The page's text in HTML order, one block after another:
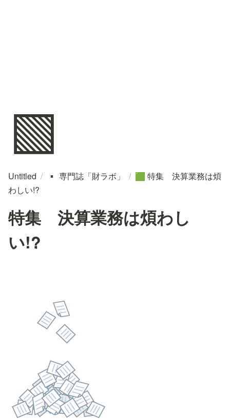
🟩
Untitled / ▪️ 専門誌「財ラボ」 / 🟩
特集 決算業務は煩
わしい!?
特集 決算業務は煩わし
い!?